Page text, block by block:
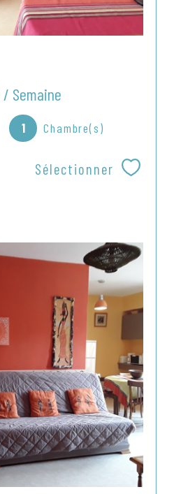
/ Semaine
1 Chambre(s)
Sélectionner